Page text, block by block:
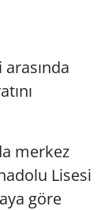
merkez
Lisesi
göre